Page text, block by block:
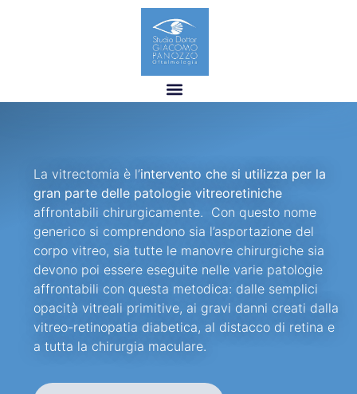
La vitrectomia è l’intervento che si utilizza per la
gran parte delle patologie vitreoretiniche
affrontabili chirurgicamente. Con questo nome
generico si comprendono sia l’asportazione del
corpo vitreo, sia tutte le manovre chirurgiche sia
devono poi essere eseguite nelle varie patologie
affrontabili con questa metodica: dalle semplici
opacità vitreali primitive, ai gravi danni creati dalla
vitreo-retinopatia diabetica, al distacco di retina e
a tutta la chirurgia maculare.